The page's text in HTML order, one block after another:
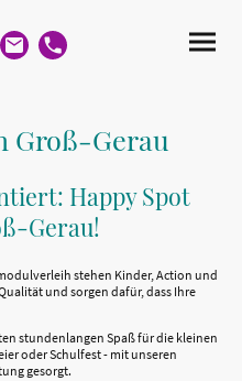
Groß-Gerau
Happy Spot
Gerau!
stehen Kinder, Action und
und sorgen dafür, dass Ihre
stundenlangen Spaß für die kleinen
oder Schulfest - mit unseren
gesorgt.